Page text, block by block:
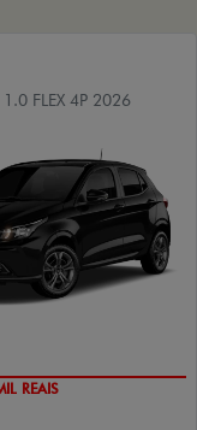
FLEX 4P 2026